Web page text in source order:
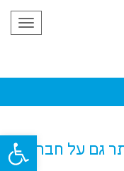
פתח
גם על חברות